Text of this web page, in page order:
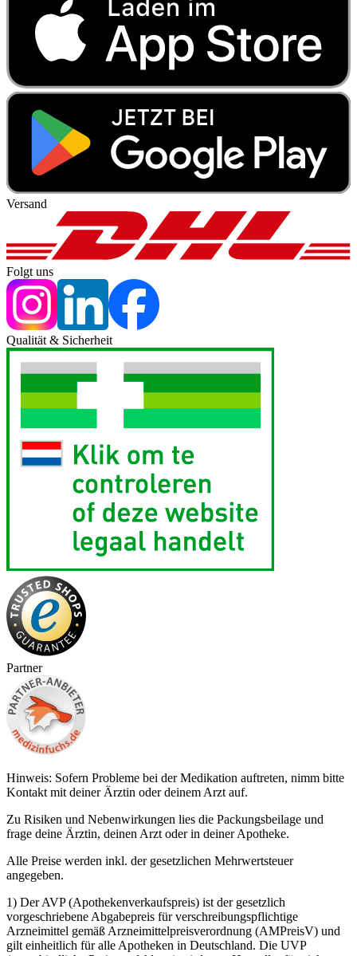
Versand
Folgt uns
Qualität & Sicherheit
Partner
Hinweis: Sofern Probleme bei der Medikation auftreten, nimm bitte
Kontakt mit deiner Ärztin oder deinem Arzt auf.
Zu Risiken und Nebenwirkungen lies die Packungsbeilage und
frage deine Ärztin, deinen Arzt oder in deiner Apotheke.
Alle Preise werden inkl. der gesetzlichen Mehrwertsteuer
angegeben.
1) Der AVP (Apothekenverkaufspreis) ist der gesetzlich
vorgeschriebene Abgabepreis für verschreibungspflichtige
Arzneimittel gemäß Arzneimittelpreisverordnung (AMPreisV) und
gilt einheitlich für alle Apotheken in Deutschland. Die UVP